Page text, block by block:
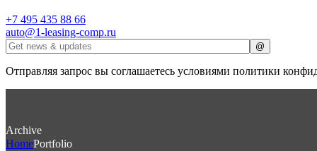
+7 495 435 88 66
auto@1-leasing-comp.ru
Отправляя запрос вы соглашаетесь условиями политики
Archive
HomePortfolio